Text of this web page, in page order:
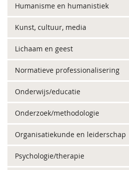
Humanisme en humanistiek
Kunst, cultuur, media
Lichaam en geest
Normatieve professionalisering
Onderwijs/educatie
Onderzoek/methodologie
Organisatiekunde en leiderschap
Psychologie/therapie